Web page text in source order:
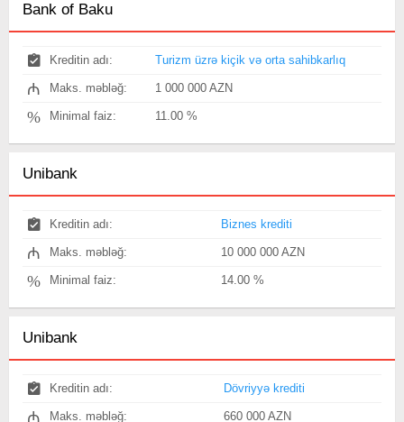
Bank of Baku
Kreditin adı: Turizm üzrə kiçik və orta sahibkarlıq
₼ Maks. məbləğ: 1 000 000 AZN
% Minimal faiz: 11.00 %
Unibank
Kreditin adı: Biznes krediti
₼ Maks. məbləğ: 10 000 000 AZN
% Minimal faiz: 14.00 %
Unibank
Kreditin adı: Dövriyyə krediti
₼ Maks. məbləğ: 660 000 AZN